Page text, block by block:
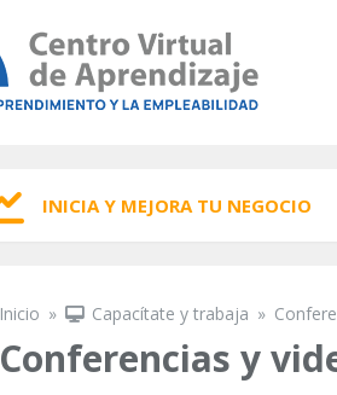
INICIA Y MEJORA TU NEGOCIO
Se encuentra usted aquí
Inicio » Capacítate y trabaja »
Conferencias y